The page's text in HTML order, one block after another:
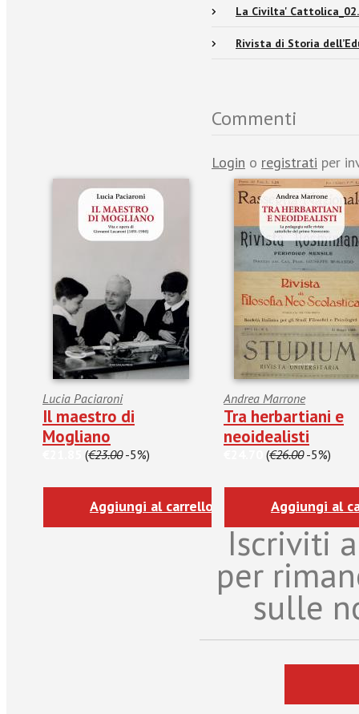
La Civilta'
Rivista di Storia
Commenti
Login o registrati per
Lucia Paciaroni
Il maestro di
Mogliano
(€23.00-5%)
Aggiungi al carrello
Andrea Marrone
Tra herbartiani e
neoidealisti
(€26.00-5%)
Aggiungi al
Iscriviti
per
sulle